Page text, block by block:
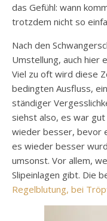
das Gefühl: wann
trotzdem nicht so
Nach den
Umstellung, auch hier
Viel zu oft wird diese
bedingten Ausfluss,
ständiger
siehst also, es war
wieder besser, bevor
es wieder besser
umsonst. Vor allem,
Slipeinlagen gibt. Die
Regelblutung, bei